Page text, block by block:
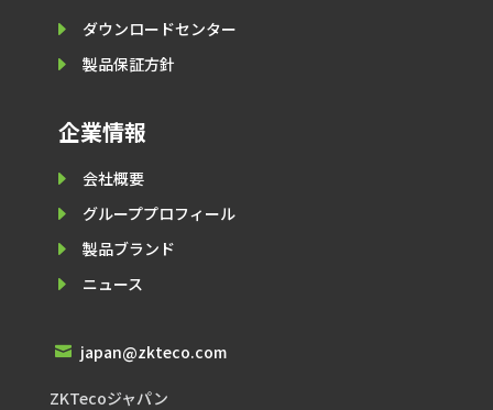
E ダウンロードセンター
E 製品保証⽅針
企業情報
E 会社概要
E グループプロフィール
E 製品ブランド
E ニュース
 japan@zkteco.com
ZKTecoジャパン